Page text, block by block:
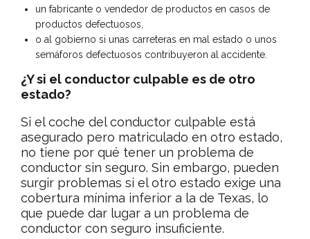
un fabricante o vendedor de productos en casos de
productos defectuosos,
o al gobierno si unas carreteras en mal estado o unos
semáforos defectuosos contribuyeron al accidente.
¿Y si el conductor culpable es de otro
estado?
Si el coche del conductor culpable está
asegurado pero matriculado en otro estado,
no tiene por qué tener un problema de
conductor sin seguro. Sin embargo, pueden
surgir problemas si el otro estado exige una
cobertura mínima inferior a la de Texas, lo
que puede dar lugar a un problema de
conductor con seguro insuficiente.